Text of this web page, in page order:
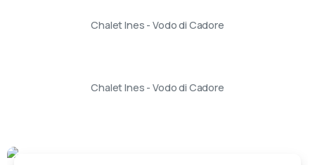
Chalet Ines - Vodo di Cadore
Chalet Ines - Vodo di Cadore